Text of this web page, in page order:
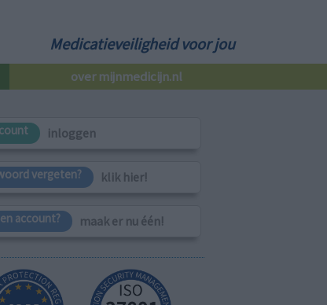
Medicatieveiligheid voor jou
over mijnmedicijn.nl
inloggen
vergeten? klik hier!
account? maak er nu één!